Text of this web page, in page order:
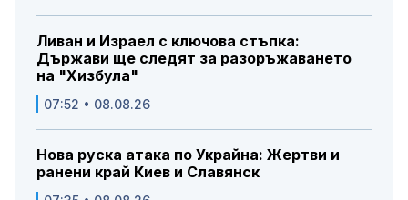
Ливан и Израел с ключова стъпка:
Държави ще следят за разоръжаването
на "Хизбула"
07:52 • 08.08.26
Нова руска атака по Украйна: Жертви и
ранени край Киев и Славянск